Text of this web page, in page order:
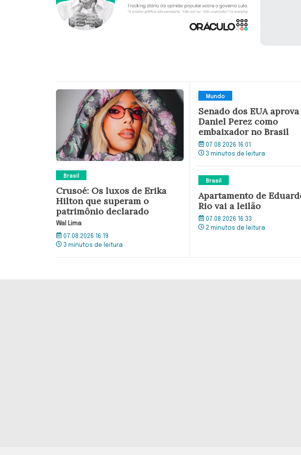
Brasil
Crusoé: Os luxos de Erika
Hilton que superam o
patrimônio declarado
Wal Lima
07.08.2026 16:19
3 minutos de leitura
Mundo
Senado dos EUA aprova
Daniel Perez como
embaixador no Brasil
07.08.2026 16:01
3 minutos de leitura
Brasil
Apartamento de
Rio vai a leilão
07.08.2026 16:33
2 minutos de leitura